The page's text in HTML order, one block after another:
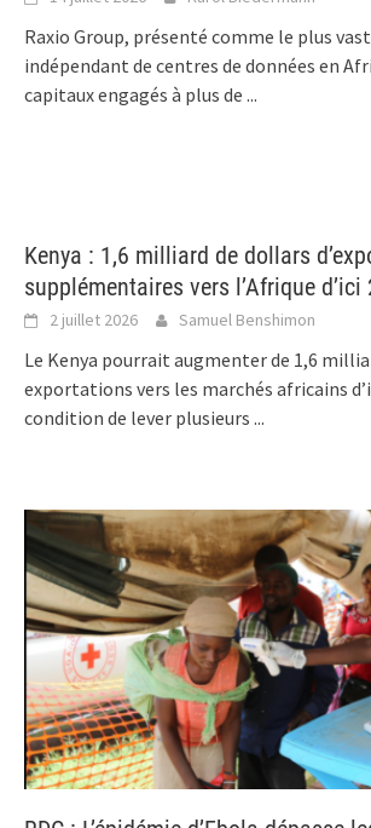
Raxio Group, présenté comme le plus
indépendant de centres de données en
capitaux engagés à plus de ...
Kenya : 1,6 milliard de dollars
supplémentaires vers l’Afrique d’ici
2 juillet 2026 Samuel Benshimon
Le Kenya pourrait augmenter de 1,6
exportations vers les marchés africains
condition de lever plusieurs ...